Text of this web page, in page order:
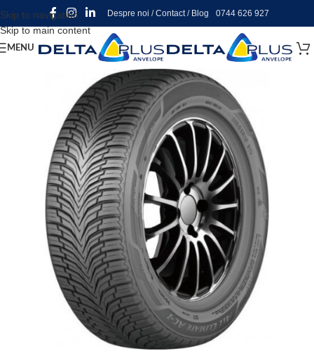
Skip to navigation
Skip to main content
Despre noi /Contact/ Blog 0744 626 927
MENU